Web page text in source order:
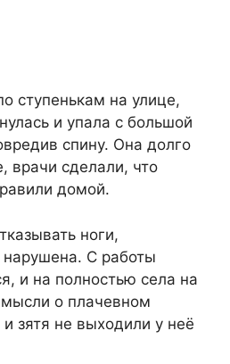
ступенькам на улице,
и упала с большой
спину. Она долго
врачи сделали, что
домой.
ноги,
С работы
и на полностью села на
о плачевном
зятя не выходили у неё